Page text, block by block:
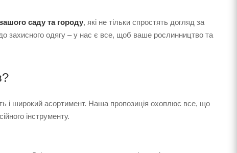
саду та городу, які не тільки спростять догляд за
захисного одягу – у нас є все, щоб ваше рослинництво та
і широкий асортимент. Наша пропозиція охоплює все, що
інструменту.